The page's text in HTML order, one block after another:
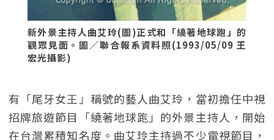
新外景主持人曲艾玲(圖)正式和「繞著地球跑」的
觀眾見面。圖／聯合報系資料照(1993/05/09 王
宏光攝影)
有「尾牙女王」稱號的藝人曲艾玲，當初擔任中視
招牌旅遊節目「繞著地球跑」的外景主持人，開始
在台灣累積知名度。曲艾玲主持過不少電視節目，